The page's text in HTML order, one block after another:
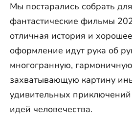
Мы постарались собрать
фантастические фильмы
отличная история и
оформление идут рука об
многогранную,
захватывающую картину
удивительных
идей человечества.